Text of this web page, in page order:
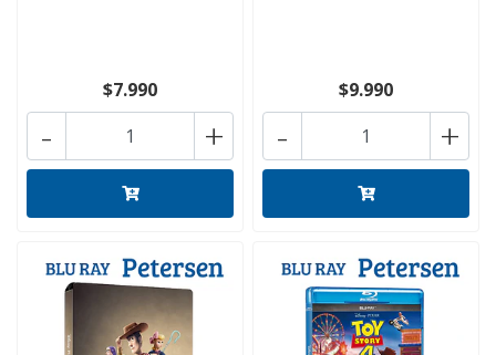
$7.990
+
-
$9.990
+
-